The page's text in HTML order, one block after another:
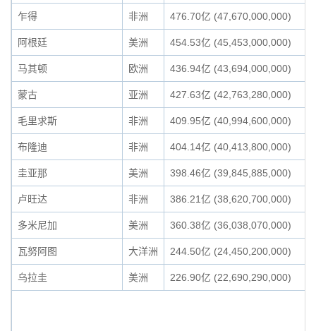
乍得 非洲 476.70亿 (47,670,000,000)
阿根廷 美洲 454.53亿 (45,453,000,000)
马其顿 欧洲 436.94亿 (43,694,000,000)
蒙古 亚洲 427.63亿 (42,763,280,000)
毛里求斯 非洲 409.95亿 (40,994,600,000)
布隆迪 非洲 404.14亿 (40,413,800,000)
圭亚那 美洲 398.46亿 (39,845,885,000)
卢旺达 非洲 386.21亿 (38,620,700,000)
多米尼加 美洲 360.38亿 (36,038,070,000)
瓦努阿图 大洋洲 244.50亿 (24,450,200,000)
乌拉圭 美洲 226.90亿 (22,690,290,000)